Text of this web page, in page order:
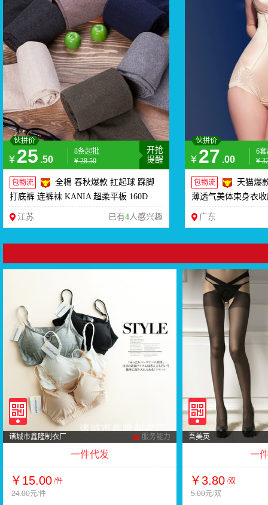
伙拼价
¥ 25 .50
8条起批
¥28.50
开抢
提醒
包物流
全棉 春秋爆款 扛起球 踩脚
打底裤 连裤袜 KANIA 超柔平板 160D
江苏 已有4人感兴趣
伙拼价
¥ 27 .00
6
¥
包物流
天猫爆
薄透气美体束身衣
广东
诸城市鑫隆制衣厂 服务能力
一件代发
￥15.00 /件
24.00元/件
吾美英
一
￥3.80 /双
5.00元/双